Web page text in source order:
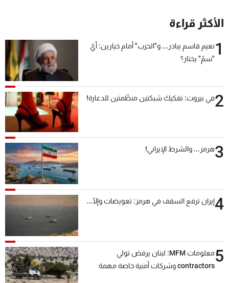
الأكثر قراءة
1نعيم قاسم يبادر... و"الحزب" أمام خيارين: أيّ
"سمّ" يختار؟
2في بيروت: تفكيك شبكتين منظّمتين للدعارة!
3هرمز... والشرط الإيراني!
4إيران ترفع السقف في هرمز: تعويضات وإلّا...
5
معلومات MFM: لبنان يرفض تولي
contractors وشركات أمنية خاصة مهمة